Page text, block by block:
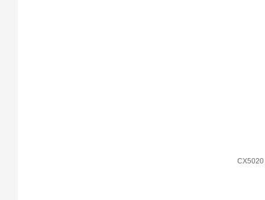
CX5020